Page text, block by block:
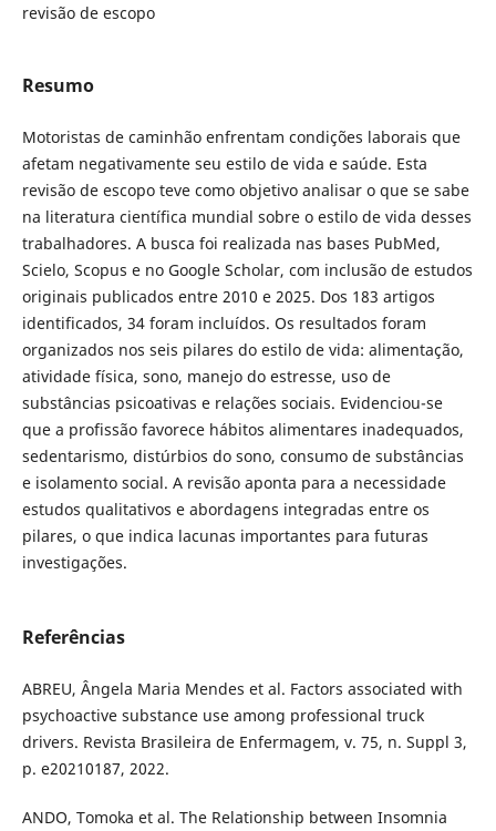
revisão de escopo
Resumo
Motoristas de caminhão enfrentam condições laborais que
afetam negativamente seu estilo de vida e saúde. Esta
revisão de escopo teve como objetivo analisar o que se sabe
na literatura científica mundial sobre o estilo de vida desses
trabalhadores. A busca foi realizada nas bases PubMed,
Scielo, Scopus e no Google Scholar, com inclusão de estudos
originais publicados entre 2010 e 2025. Dos 183 artigos
identificados, 34 foram incluídos. Os resultados foram
organizados nos seis pilares do estilo de vida: alimentação,
atividade física, sono, manejo do estresse, uso de
substâncias psicoativas e relações sociais. Evidenciou-se
que a profissão favorece hábitos alimentares inadequados,
sedentarismo, distúrbios do sono, consumo de substâncias
e isolamento social. A revisão aponta para a necessidade
estudos qualitativos e abordagens integradas entre os
pilares, o que indica lacunas importantes para futuras
investigações.
Referências
ABREU, Ângela Maria Mendes et al. Factors associated with
psychoactive substance use among professional truck
drivers. Revista Brasileira de Enfermagem, v. 75, n. Suppl 3,
p. e20210187, 2022.
ANDO, Tomoka et al. The Relationship between Insomnia